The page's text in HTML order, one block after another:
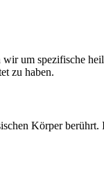
wir um spezifische
zu haben.
Körper